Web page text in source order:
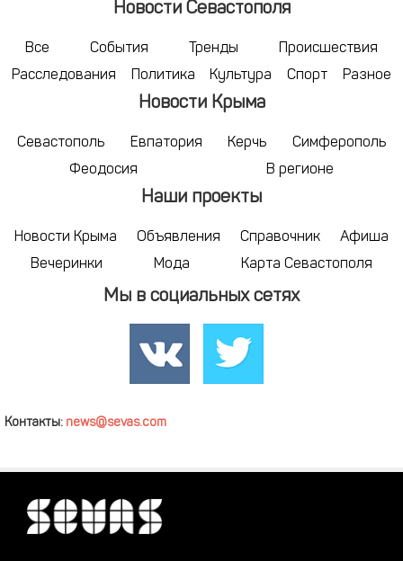
Новости Севастополя
Все События Тренды
Происшествия
Расследования
Политика Культура Спорт Разное
Новости Крыма
Севастополь Евпатория Керчь
Симферополь
Феодосия
В регионе
Наши проекты
Новости Крыма Объявления Справочник
Афиша
Вечеринки
Мода Карта Севастополя
Мы в социальных сетях
Контакты: news@sevas.com